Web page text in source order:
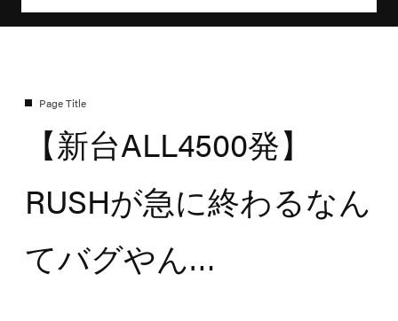
【新台ALL4500発】
RUSHが急に終わるなん
てバグやん…